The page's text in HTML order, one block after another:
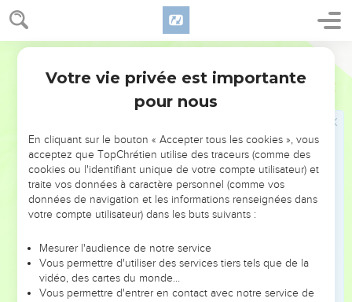
Nahum 3
14 Puise de l'eau pour le siège ! Répare tes forteresses ! Entre
dans la boue, foule l'argile ! Rétablis le four à briques !
Toute une population disparaît
Là, le feu te dévorera, L'épée t'exterminera, Te dévorera
comme des sauterelles. Entasse-toi comme les sauterelles !
Entasse-toi comme les sauterelles !
Tes marchands, plus nombreux Que les étoiles du ciel,
Sont comme la sauterelle qui ouvre les ailes et s'envole.
Tes princes sont comme les sauterelles, Tes chefs comme
temps de la froidure : Le soleil paraît, elles s'envolent, Et l'on
ne connaît plus le lieu où elles étaient.
Votre vie privée est importante
pour nous
En cliquant sur le bouton « Accepter tous les cookies », vous
acceptez que TopChrétien utilise des traceurs (comme des
cookies ou l'identifiant unique de votre compte utilisateur) et
traite vos données à caractère personnel (comme vos
données de navigation et les informations renseignées dans
votre compte utilisateur) dans les buts suivants :
Mesurer l'audience de notre service
Vous permettre d'utiliser des services tiers tels que de la
vidéo, des cartes du monde…
Vous permettre d'entrer en contact avec notre service de